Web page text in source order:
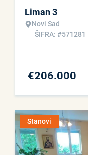
Liman 3
Novi Sad
ŠIFRA: #571281
€206.000
Stanovi